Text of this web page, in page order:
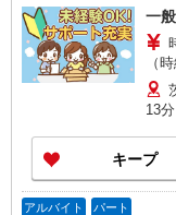
一
（
13分
キープ
アルバイト パート